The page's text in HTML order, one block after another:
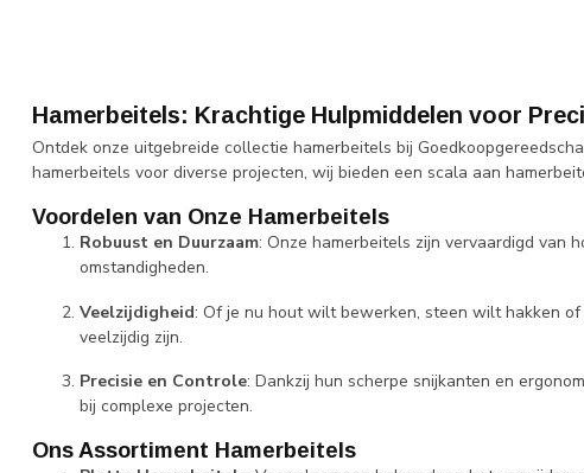
Hamerbeitels: Krachtige Hulpmiddelen voor
Ontdek onze uitgebreide collectie hamerbeitels bij
hamerbeitels voor diverse projecten, wij bieden een scala aan
Voordelen van Onze Hamerbeitels
Robuust en Duurzaam: Onze hamerbeitels zijn vervaardigd van
omstandigheden.
Veelzijdigheid: Of je nu hout wilt bewerken, steen wilt hakken
veelzijdig zijn.
Precisie en Controle: Dankzij hun scherpe snijkanten en
bij complexe projecten.
Ons Assortiment Hamerbeitels